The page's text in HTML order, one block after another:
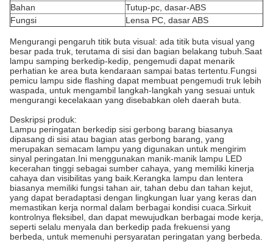
Bahan
Tutup-pc, dasar-ABS
Fungsi
Lensa PC, dasar ABS
Mengurangi pengaruh titik buta visual: ada titik buta visual yang
besar pada truk, terutama di sisi dan bagian belakang tubuh. Saat
lampu samping berkedip-kedip, pengemudi dapat menarik
perhatian ke area buta kendaraan sampai batas tertentu.Fungsi
pemicu lampu side flashing dapat membuat pengemudi truk lebih
waspada, untuk mengambil langkah-langkah yang sesuai untuk
mengurangi kecelakaan yang disebabkan oleh daerah buta.
Deskripsi produk:
Lampu peringatan berkedip sisi gerbong barang biasanya
dipasang di sisi atau bagian atas gerbong barang, yang
merupakan semacam lampu yang digunakan untuk mengirim
sinyal peringatan. Ini menggunakan manik-manik lampu LED
kecerahan tinggi sebagai sumber cahaya, yang memiliki kinerja
cahaya dan visibilitas yang baik. Kerangka lampu dan lentera
biasanya memiliki fungsi tahan air, tahan debu dan tahan kejut,
yang dapat beradaptasi dengan lingkungan luar yang keras dan
memastikan kerja normal dalam berbagai kondisi cuaca. Sirkuit
kontrolnya fleksibel, dan dapat mewujudkan berbagai mode kerja,
seperti selalu menyala dan berkedip pada frekuensi yang
berbeda, untuk memenuhi persyaratan peringatan yang berbeda.